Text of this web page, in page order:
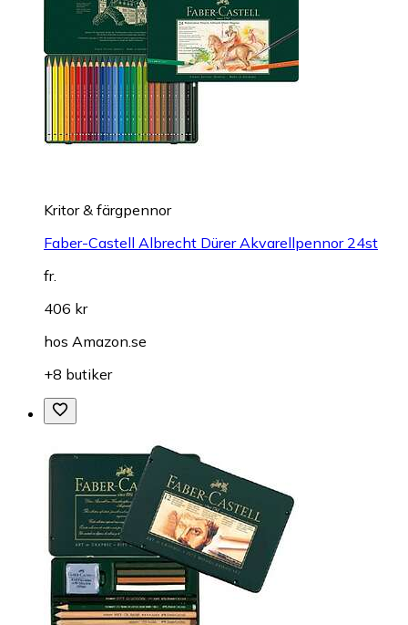
Kritor & färgpennor
Faber-Castell Albrecht Dürer Akvarellpennor 24st
fr.
406 kr
hos Amazon.se
+8 butiker